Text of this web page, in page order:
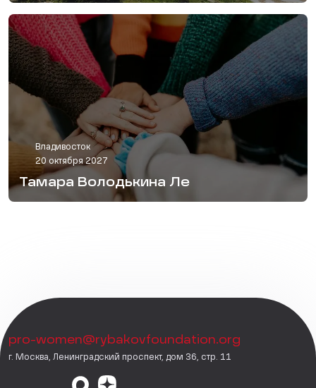
Владивосток
20 октября 2027
Тамара Володькина Ле
pro-women@rybakovfoundation.org
г. Москва, Ленинградский проспект, дом 36, стр. 11